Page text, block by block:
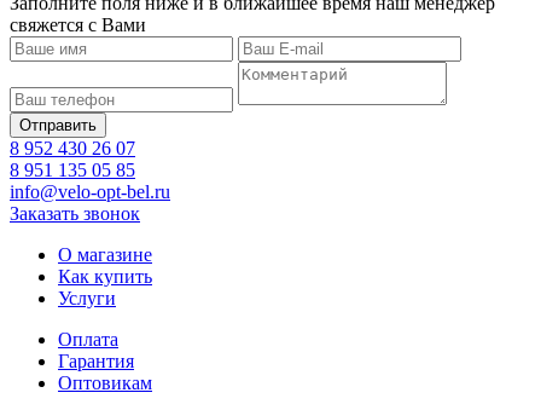
свяжется с Вами
8 952 430 26 07
8 951 135 05 85
info@velo-opt-bel.ru
Заказать звонок
О магазине
Как купить
Услуги
Оплата
Гарантия
Оптовикам